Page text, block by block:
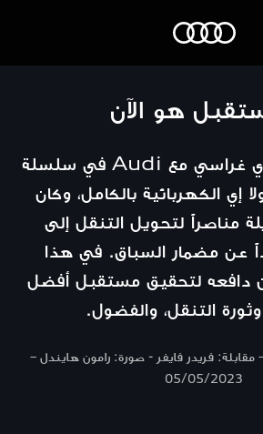
هو الآن
تنافس لوكاس دي غراسي مع Audi في سلسلة
إي الكهربائية بالكامل، وكان
مناصراً لتحويل التنقل إلى
عن مضمار السباق. في هذا
عن دافعه لتحقيق مستقبل أفضل
التنقل، والفضول.
8 دقائق – مقابلة: فريدر فايفر - صورة: رامون هايندل –
05/05/2023